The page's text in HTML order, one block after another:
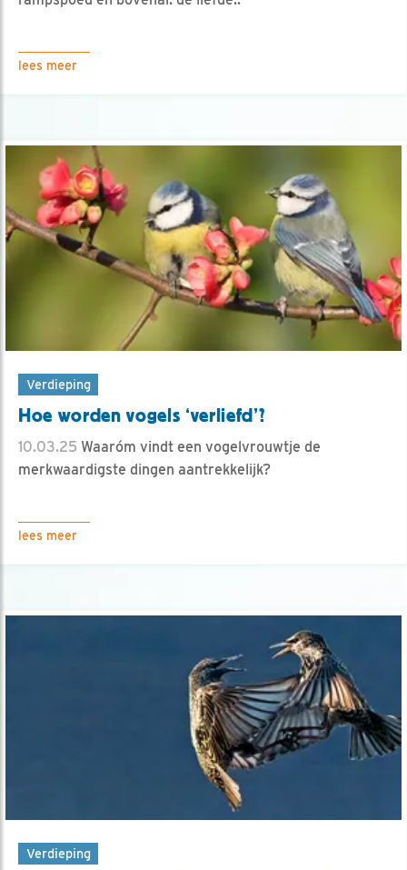
lees meer
Verdieping
Hoe worden vogels ‘verliefd’?
10.03.25 Waaróm vindt een vogelvrouwtje de
merkwaardigste dingen aantrekkelijk?
lees meer
Verdieping